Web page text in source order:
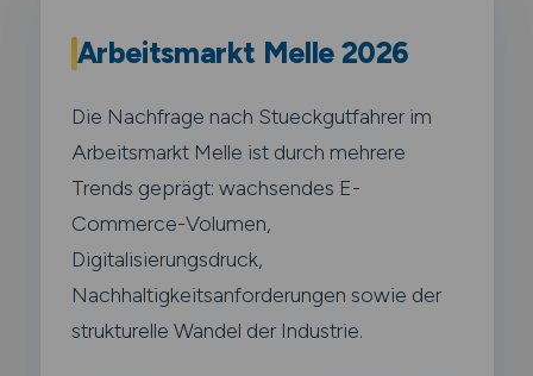
Arbeitsmarkt Melle 2026
Die Nachfrage nach Stueckgutfahrer im
Arbeitsmarkt Melle ist durch mehrere
Trends geprägt: wachsendes E-
Commerce-Volumen,
Digitalisierungsdruck,
Nachhaltigkeitsanforderungen sowie der
strukturelle Wandel der Industrie.